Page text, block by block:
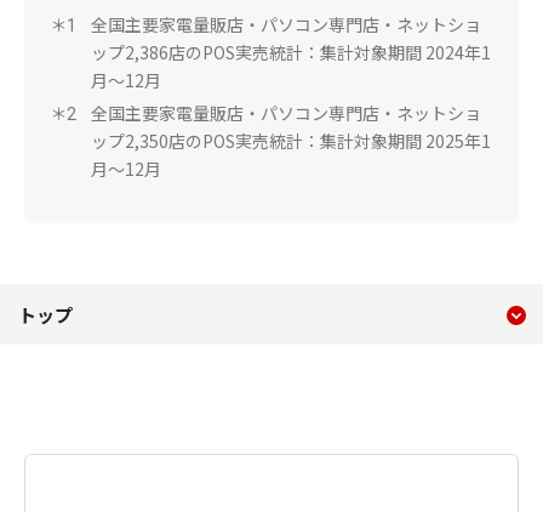
＊1
全国主要家電量販店・パソコン専門店・ネットショ
ップ2,386店のPOS実売統計：集計対象期間 2024年1
月～12月
＊2
全国主要家電量販店・パソコン専門店・ネットショ
ップ2,350店のPOS実売統計：集計対象期間 2025年1
月～12月
トップ